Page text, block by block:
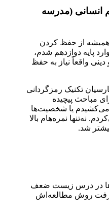
انسانی (مدرسه
همیشه از حفظ کردن
پایه دوازدهم شدم،
واقعاً نیاز به حفظ
تکنیک رمزگردانی
مباحث پیچیده
یا شخصیت‌ها
نه‌تنها نمره‌هام بالا
شد.
در درس زیست ضعف
روش مطالعه‌اش